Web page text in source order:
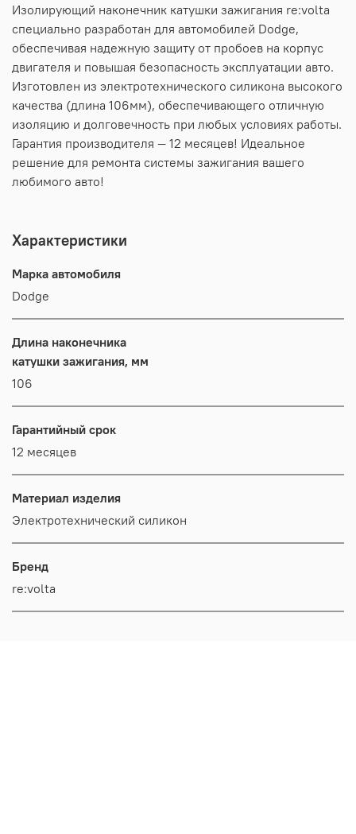
Изолирующий наконечник катушки зажигания re:volta
специально разработан для автомобилей Dodge,
обеспечивая надежную защиту от пробоев на корпус
двигателя и повышая безопасность эксплуатации авто.
Изготовлен из электротехнического силикона высокого
качества (длина 106мм), обеспечивающего отличную
изоляцию и долговечность при любых условиях работы.
Гарантия производителя — 12 месяцев! Идеальное
решение для ремонта системы зажигания вашего
любимого авто!
Характеристики
Марка автомобиля
Dodge
Длина наконечника
катушки зажигания, мм
106
Гарантийный срок
12 месяцев
Материал изделия
Электротехнический силикон
Бренд
re:volta